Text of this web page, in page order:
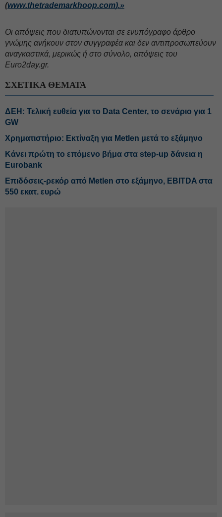
(www.thetrademarkhoop.com).»
Oι απόψεις που διατυπώνονται σε ενυπόγραφο άρθρο
γνώμης ανήκουν στον συγγραφέα και δεν αντιπροσωπεύουν
αναγκαστικά, μερικώς ή στο σύνολο, απόψεις του
Euro2day.gr.
ΣΧΕΤΙΚΑ ΘΕΜΑΤΑ
ΔΕΗ: Τελική ευθεία για το Data Center, το σενάριο για 1
GW
Χρηματιστήριο: Εκτίναξη για Metlen μετά το εξάμηνο
Κάνει πρώτη το επόμενο βήμα στα step-up δάνεια η
Eurobank
Επιδόσεις-ρεκόρ από Metlen στο εξάμηνο, EBITDA στα
550 εκατ. ευρώ